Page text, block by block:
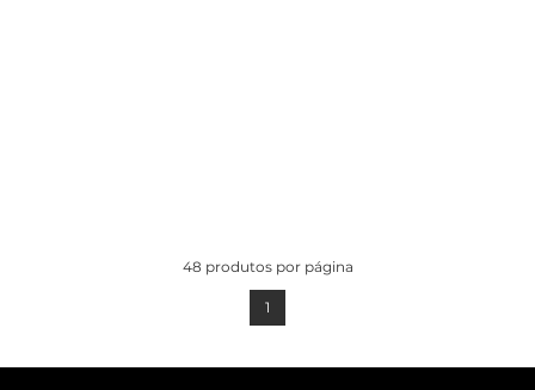
48 produtos por página
1